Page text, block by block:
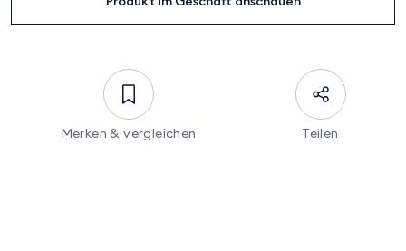
Merken & vergleichen Teilen